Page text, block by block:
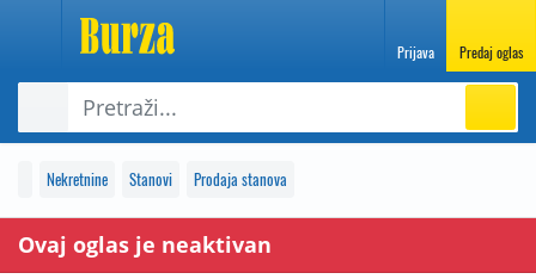
Prijava Predaj oglas
Nekretnine Stanovi Prodaja stanova
Ovaj oglas je neaktivan